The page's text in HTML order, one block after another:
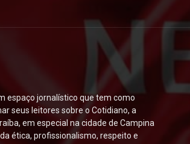
espaço jornalístico que tem como
seus leitores sobre o Cotidiano, a
em especial na cidade de Campina
ética, profissionalismo, respeito e